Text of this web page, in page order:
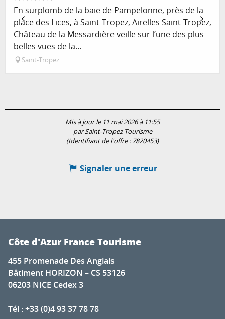
En surplomb de la baie de Pampelonne, près de la
place des Lices, à Saint-Tropez, Airelles Saint-Tropez,
Château de la Messardière veille sur l’une des plus
belles vues de la...
Saint-Tropez
Mis à jour le 11 mai 2026 à 11:55
par Saint-Tropez Tourisme
(Identifiant de l'offre : 7820453)
Signaler une erreur
Côte d'Azur France Tourisme
455 Promenade Des Anglais
Bâtiment HORIZON – CS 53126
06203 NICE Cedex 3
Tél : +33 (0)4 93 37 78 78